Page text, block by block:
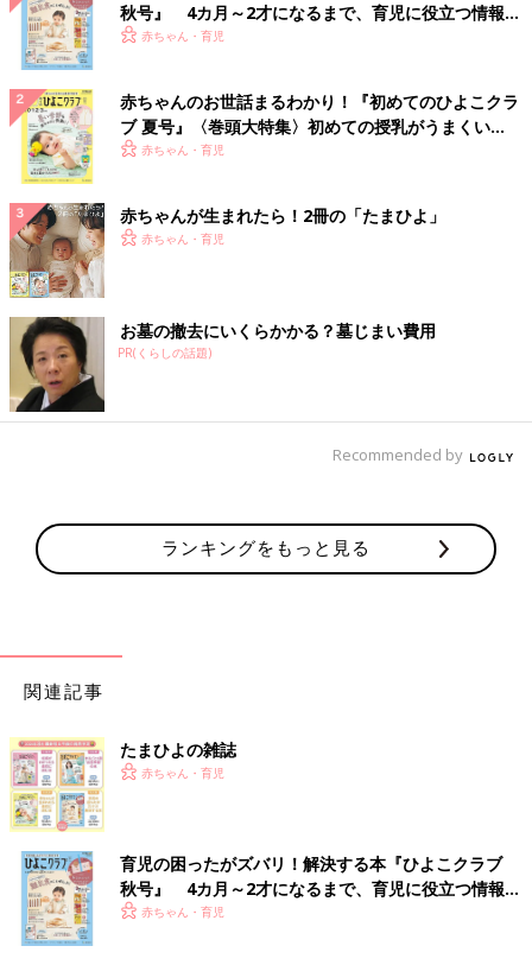
考えています。
[ひよこエッグ]
都内在住のワーママ。
2015年3月産まれの娘と夫の3人家族。
子育ての記録をブログやインスタグラムで公開中
ブログ：ひよこエッグ劇場
誰も教えてくれなかった産後の4大痛み
秋号』 4カ月～2才になるまで、育児に役立つ情報が
いっぱい！
赤ちゃん・育児
赤ちゃんのお世話まるわかり！『初めてのひよこクラ
ブ 夏号』〈巻頭大特集〉初めての授乳がうまくい
く！ おっぱい・ミルクの基本と夏のトラブル 解決テ
赤ちゃん・育児
赤ちゃんが生まれたら！2冊の「たまひよ」
赤ちゃん・育児
お墓の撤去にいくらかかる？墓じまい費用
PR(くらしの話題)
Recommended by
ランキングをもっと見る
関連記事
たまひよの雑誌
赤ちゃん・育児
育児の困ったがズバリ！解決する本『ひよこクラブ
秋号』 4カ月～2才になるまで、育児に役立つ情報が
いっぱい！
赤ちゃん・育児